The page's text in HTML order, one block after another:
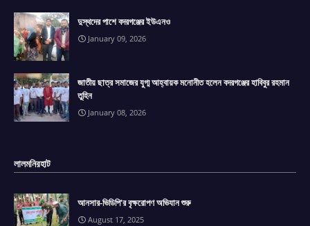
দুস্থদের পাশে বদরগঞ্জের ইউএনও
January 09, 2026
জাতীয় ছাত্র সমাজের যুগ্ম আহ্বায়ক মনোনীত হলেন বদরগঞ্জের হাবিবুর রহমান
তুহিন
January 08, 2026
লালমনিরহাট
আনসার-ভিডিপি'র বৃক্ষরোপণ অভিযান শুরু
August 17, 2025